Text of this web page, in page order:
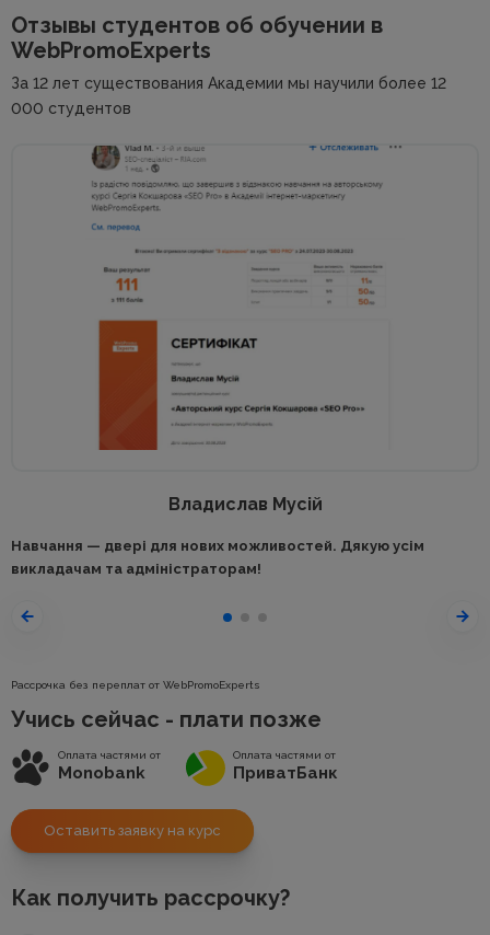
Отзывы студентов об обучении в
WebPromoExperts
За 12 лет существования Академии мы научили более 12
000 студентов
Владислав Мусій
Навчання — двері для нових можливостей. Дякую усім
викладачам та адміністраторам!
Рассрочка без переплат от WebPromoExperts
Учись сейчас - плати позже
Оплата частями от
Monobank
Оплата частями от
ПриватБанк
Оставить заявку на курс
Как получить рассрочку?